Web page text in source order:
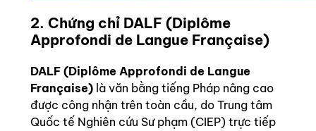
2. Chứng chỉ DALF (Diplôme
Approfondi de Langue Française)
DALF (Diplôme Approfondi de Langue
Française) là văn bằng tiếng Pháp nâng cao
được công nhận trên toàn cầu, do Trung tâm
Quốc tế Nghiên cứu Sư phạm (CIEP) trực tiếp